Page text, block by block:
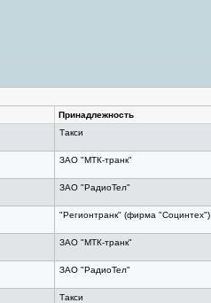
Принадлежность
Такси
ЗАО "МТК-транк"
ЗАО "РадиоТел"
"Регионтранк" (фирма "Социнтех")
ЗАО "МТК-транк"
ЗАО "РадиоТел"
Такси